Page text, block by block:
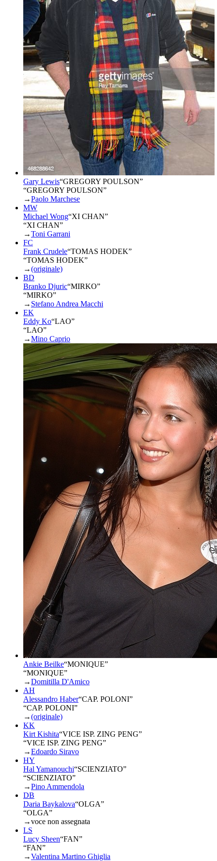
Gary Lewis“GREGORY POULSON”
“GREGORY POULSON”
→Paolo Marchese
MW
Michael Wong“XI CHAN”
“XI CHAN”
→Toni Garrani
FC
Frank Crudele“TOMAS HODEK”
“TOMAS HODEK”
→(originale)
BD
Branko Djuric“MIRKO”
“MIRKO”
→ Stefano Andrea Macchi
EK
Eddy Ko“LAO”
“LAO”
→Mino Caprio
Ankie Beilke“MONIQUE”
“MONIQUE”
→Domitilla D'Amico
AH
Alessandro Haber“CAP. POLONI”
“CAP. POLONI”
→(originale)
KK
Kirt Kishita“VICE ISP. ZING PENG”
“VICE ISP. ZING PENG”
→Edoardo Siravo
HY
Hal Yamanouchi“SCIENZIATO”
“SCIENZIATO”
→Pino Ammendola
DB
Daria Baykalova“OLGA”
“OLGA”
→voce non assegnata
LS
Lucy Sheen“FAN”
“FAN”
→Valentina Martino Ghiglia